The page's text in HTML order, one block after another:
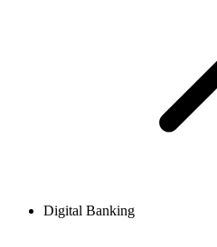
Digital Banking